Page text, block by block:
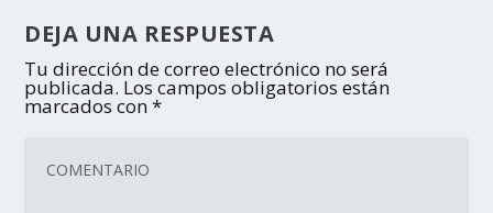
DEJA UNA RESPUESTA
Tu dirección de correo electrónico no será
publicada. Los campos obligatorios están
marcados con*